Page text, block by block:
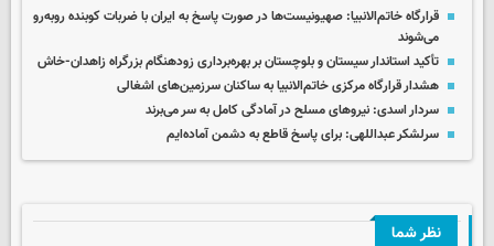
قرارگاه خاتم‌الانبیا: صهیونیست‌ها در صورت پاسخ به ایران با ضربات کوبنده روبه‌رو
می‌شوند
تأکید استاندار سیستان و بلوچستان بر بهره‌برداری زودهنگام بزرگراه زاهدان-خاش
هشدار قرارگاه مرکزی خاتم‌الانبیا به ساکنان سرزمین‌های اشغالی
سردار اسدی: نیروهای مسلح در آمادگی کامل به سر می‌برند
سرلشکر عبداللهی:‌ برای پاسخ قاطع به دشمن آماده‌ایم
نظر شما